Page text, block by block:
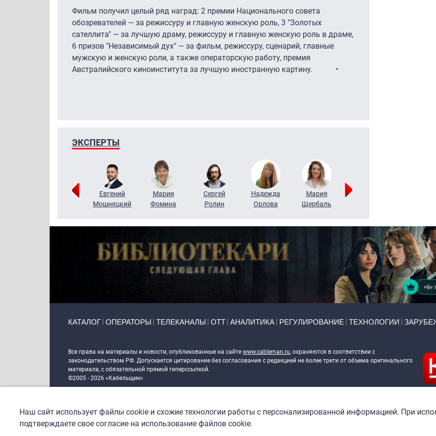
Фильм получил целый ряд наград: 2 премии Национального совета
обозревателей — за режиссуру и главную женскую роль, 3 "Золотых
сателлита" — за лучшую драму, режиссуру и главную женскую роль в драме,
6 призов "Независимый дух" — за фильм, режиссуру, сценарий, главные
мужскую и женскую роли, а также операторскую работу, премия
Австралийского киноинститута за лучшую иностранную картину. •
ЭКСПЕРТЫ
Виктор
Евгений
Мошняцкий
Мария
Фомина
Сергей
Ролин
Надежда
Орлова
Мария
Щербаль
КАТАЛОГ ОПЕРАТОРЫ ТЕЛЕКАНАЛЫ ОТТ АНАЛИТИКА РЕГУЛИРОВАНИЕ ТЕХНОЛОГИИ
Все права на материалы и новости, опубликованные на сайте www.cableman.ru, охраняются в соответствии с
законодательством РФ. Допускается цитирование без согласования с редакцией не более трети от объема оригинального
материала, с обязательной прямой гиперссылкой.
©2005 - 2026 «Кабельщик»
DrupalCoder — поддержка сайта c 2017 года
Наш сайт использует файлы cookie и схожие технологии работы с персонализированной информацией. При
подтверждаете свое согласие на использование файлов cookie.